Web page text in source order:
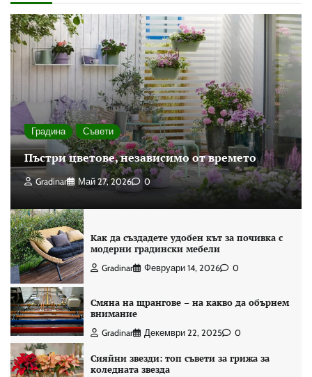
Градина Съвети
Пъстри цветове, независимо от времето
Gradinar Май 27, 2026 0
Как да създадете удобен кът за почивка с
модерни градински мебели
Gradinar Февруари 14, 2026 0
Смяна на щрангове – на какво да обърнем
внимание
Gradinar Декември 22, 2025 0
Сияйни звезди: топ съвети за грижа за
коледната звезда